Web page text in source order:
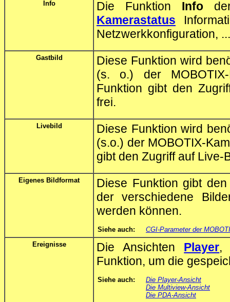
Info
Die Funktion Info
Kamerastatus
Netzwerkkonfiguration,
Gastbild
Diese Funktion wird
(s. o.) der
Funktion gibt den
frei.
Livebild
Diese Funktion wird
(s.o.) der MOBOTIX-
gibt den Zugriff auf Live-
Eigenes Bildformat
Diese Funktion gibt
der verschiedene
werden können.
Siehe auch:
CGI-Parameter der
Ereignisse
Die Ansichten Player
Funktion, um die
Siehe auch:
Die Player-Ansicht
Die Multiview-Ansicht
Die PDA-Ansicht